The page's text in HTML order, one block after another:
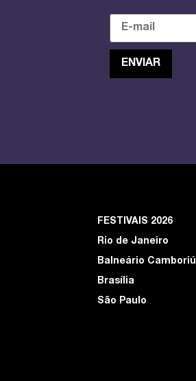
FESTIVAIS 2026
Rio de Janeiro
Balneário Camboriú
Brasília
São Paulo